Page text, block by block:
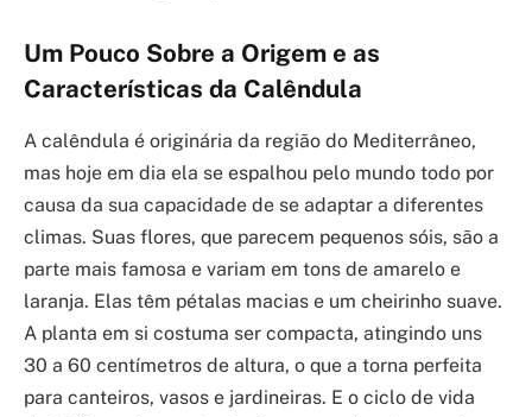
Um Pouco Sobre a Origem e as
Características da Calêndula
A calêndula é originária da região do Mediterrâneo,
mas hoje em dia ela se espalhou pelo mundo todo por
causa da sua capacidade de se adaptar a diferentes
climas. Suas flores, que parecem pequenos sóis, são a
parte mais famosa e variam em tons de amarelo e
laranja. Elas têm pétalas macias e um cheirinho suave.
A planta em si costuma ser compacta, atingindo uns
30 a 60 centímetros de altura, o que a torna perfeita
para canteiros, vasos e jardineiras. E o ciclo de vida